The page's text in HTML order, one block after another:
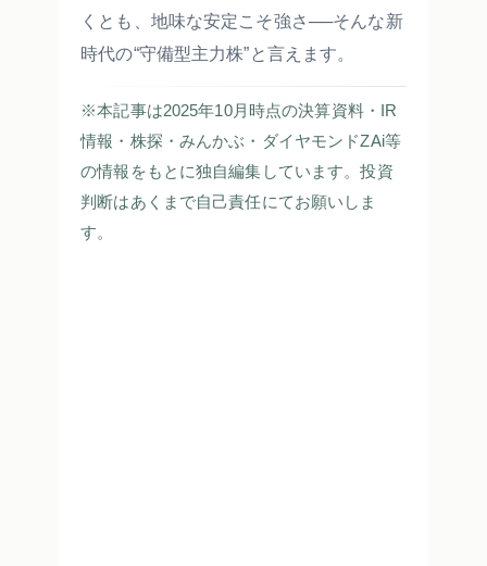
くとも、地味な安定こそ強さ──そんな新
時代の“守備型主力株”と言えます。
※本記事は2025年10月時点の決算資料・IR
情報・株探・みんかぶ・ダイヤモンドZAi等
の情報をもとに独自編集しています。投資
判断はあくまで自己責任にてお願いしま
す。